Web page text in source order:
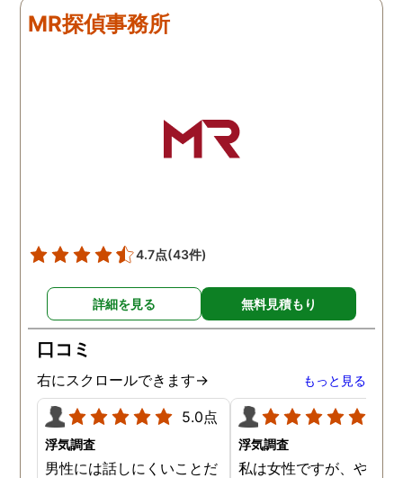
拠で旦那と今後の話しが早
く進みそうです。また結果
かり注意してくださる方で
した。本当に感謝してま
す。また分からない事があ
がとうございました！！
MR探偵事務所
4.7点(43件)
詳細を見る 無料見積もり
口コミ
右にスクロールできます→ もっと見る
5.0点
浮気調査
男性には話しにくいことだ
浮気調査
私は女性ですが、やはり